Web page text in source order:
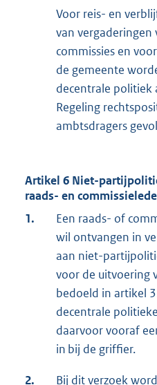
Voor reis- en
van vergaderingen
commissies en
de gemeente
decentrale politiek
Regeling
ambtsdragers
Artikel 6 Niet-
raads- en
1.
Een raads- of
wil ontvangen in
aan niet-
voor de uitvoering
bedoeld in artikel
decentrale
daarvoor vooraf
in bij de griffier.
2.
Bij dit verzoek